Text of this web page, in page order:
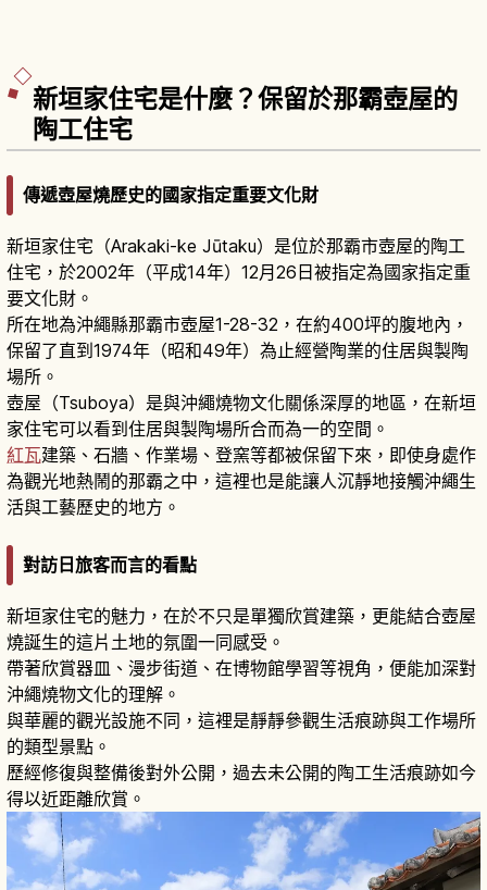
新垣家住宅是什麼？保留於那霸壺屋的
陶工住宅
傳遞壺屋燒歷史的國家指定重要文化財
新垣家住宅（Arakaki-ke Jūtaku）是位於那霸市壺屋的陶工
住宅，於2002年（平成14年）12月26日被指定為國家指定重
要文化財。
所在地為沖繩縣那霸市壺屋1-28-32，在約400坪的腹地內，
保留了直到1974年（昭和49年）為止經營陶業的住居與製陶
場所。
壺屋（Tsuboya）是與沖繩燒物文化關係深厚的地區，在新垣
家住宅可以看到住居與製陶場所合而為一的空間。
紅瓦建築、石牆、作業場、登窯等都被保留下來，即使身處作
為觀光地熱鬧的那霸之中，這裡也是能讓人沉靜地接觸沖繩生
活與工藝歷史的地方。
對訪日旅客而言的看點
新垣家住宅的魅力，在於不只是單獨欣賞建築，更能結合壺屋
燒誕生的這片土地的氛圍一同感受。
帶著欣賞器皿、漫步街道、在博物館學習等視角，便能加深對
沖繩燒物文化的理解。
與華麗的觀光設施不同，這裡是靜靜參觀生活痕跡與工作場所
的類型景點。
歷經修復與整備後對外公開，過去未公開的陶工生活痕跡如今
得以近距離欣賞。